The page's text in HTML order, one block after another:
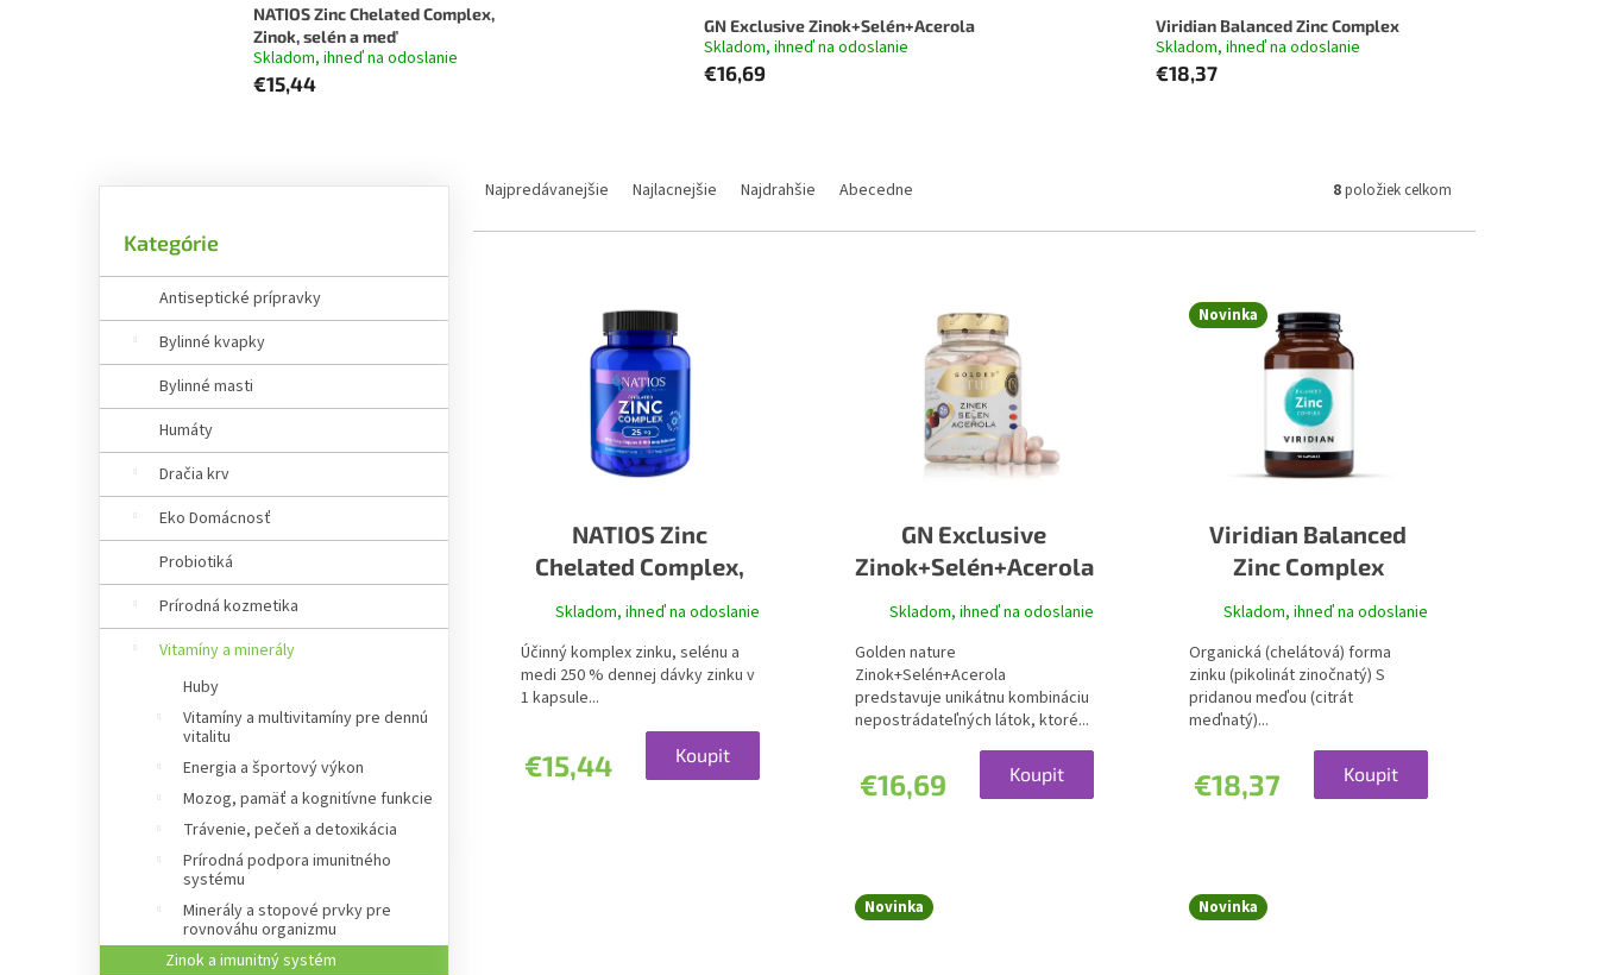
NATIOS Zinc Chelated Complex,
Zinok, selén a meď
Skladom, ihneď na odoslanie
€15,44
GN Exclusive Zinok+Selén+Acerola
Skladom, ihneď na odoslanie
€16,69
Viridian Balanced Zinc Complex
Skladom, ihneď na odoslanie
€18,37
o
a
e
kategórie
Kategórie
Antiseptické prípravky
Bylinné kvapky
Bylinné masti
Humáty
Dračia krv
Eko Domácnosť
Probiotiká
Prírodná kozmetika
Vitamíny a minerály
Huby
Vitamíny a multivitamíny pre dennú
vitalitu
Energia a športový výkon
Mozog, pamäť a kognitívne funkcie
Trávenie, pečeň a detoxikácia
Prírodná podpora imunitného
systému
Minerály a stopové prvky pre
rovnováhu organizmu
Zinok a imunitný systém
e
Najpredávanejšie Najlacnejšie Najdrahšie Abecedne 8položiek celkom
NATIOS Zinc
Chelated Complex,
Zinok, selén a meď
Skladom, ihneď na odoslanie
€15,44 Koupit
Účinný komplex zinku, selénu a
medi 250 % dennej dávky zinku v
1 kapsule...
GN Exclusive
Zinok+Selén+Acerola
Skladom, ihneď na odoslanie
€16,69 Koupit
Golden nature
Zinok+Selén+Acerola
predstavuje unikátnu kombináciu
nepostrádateľných látok, ktoré...
Novinka
Viridian Balanced
Zinc Complex
Skladom, ihneď na odoslanie
€18,37 Koupit
Organická (chelátová) forma
zinku (pikolinát zinočnatý) S
pridanou meďou (citrát
meďnatý)...
Novinka Novinka